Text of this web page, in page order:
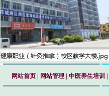
网站首页 网站管理 中医养生培训